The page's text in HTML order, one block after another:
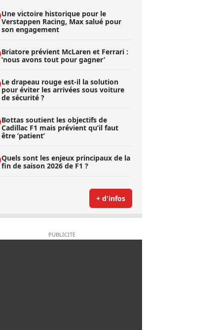
Une victoire historique pour le
Verstappen Racing, Max salué pour
son engagement
Briatore prévient McLaren et Ferrari :
’nous avons tout pour gagner’
Le drapeau rouge est-il la solution
pour éviter les arrivées sous voiture
de sécurité ?
Bottas soutient les objectifs de
Cadillac F1 mais prévient qu’il faut
être ’patient’
Quels sont les enjeux principaux de la
fin de saison 2026 de F1 ?
+ d'infos